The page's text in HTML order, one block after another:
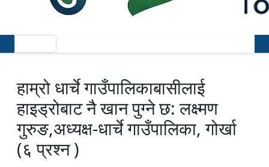
हाम्रो धार्चे गाउँपालिकाबासीलाई
हाइड्रोबाट नै खान पुग्ने छ: लक्ष्मण
गुरुङ,अध्यक्ष-धार्चे गाउँपालिका, गोर्खा
(६ प्रश्न )